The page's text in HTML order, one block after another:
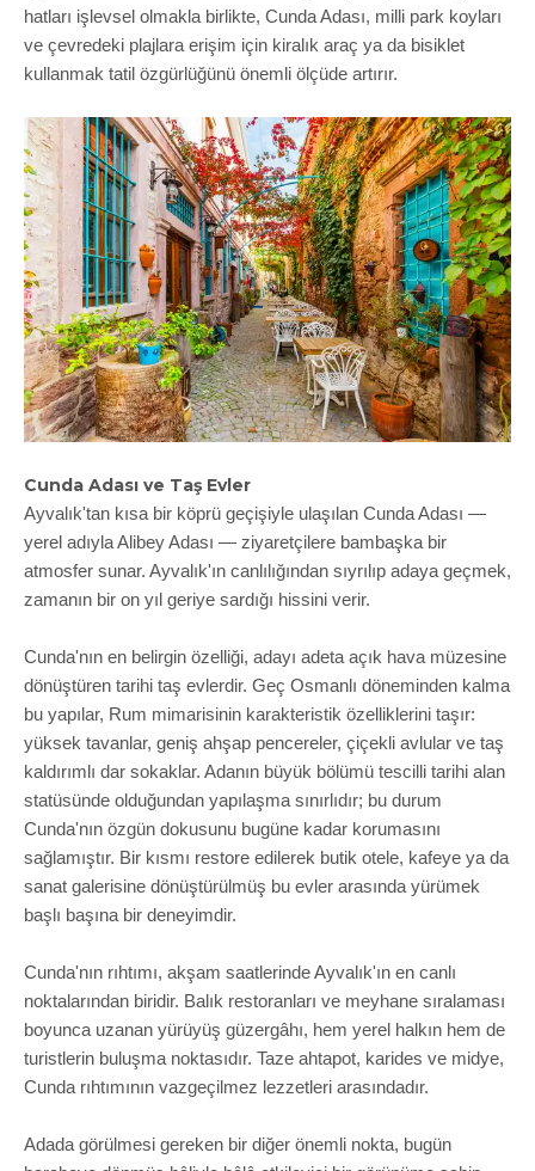
hatları işlevsel olmakla birlikte, Cunda Adası, milli park koyları
ve çevredeki plajlara erişim için kiralık araç ya da bisiklet
kullanmak tatil özgürlüğünü önemli ölçüde artırır.
Cunda Adası ve Taş Evler
Ayvalık'tan kısa bir köprü geçişiyle ulaşılan Cunda Adası —
yerel adıyla Alibey Adası — ziyaretçilere bambaşka bir
atmosfer sunar. Ayvalık'ın canlılığından sıyrılıp adaya geçmek,
zamanın bir on yıl geriye sardığı hissini verir.
Cunda'nın en belirgin özelliği, adayı adeta açık hava müzesine
dönüştüren tarihi taş evlerdir. Geç Osmanlı döneminden kalma
bu yapılar, Rum mimarisinin karakteristik özelliklerini taşır:
yüksek tavanlar, geniş ahşap pencereler, çiçekli avlular ve taş
kaldırımlı dar sokaklar. Adanın büyük bölümü tescilli tarihi alan
statüsünde olduğundan yapılaşma sınırlıdır; bu durum
Cunda'nın özgün dokusunu bugüne kadar korumasını
sağlamıştır. Bir kısmı restore edilerek butik otele, kafeye ya da
sanat galerisine dönüştürülmüş bu evler arasında yürümek
başlı başına bir deneyimdir.
Cunda'nın rıhtımı, akşam saatlerinde Ayvalık'ın en canlı
noktalarından biridir. Balık restoranları ve meyhane sıralaması
boyunca uzanan yürüyüş güzergâhı, hem yerel halkın hem de
turistlerin buluşma noktasıdır. Taze ahtapot, karides ve midye,
Cunda rıhtımının vazgeçilmez lezzetleri arasındadır.
Adada görülmesi gereken bir diğer önemli nokta, bugün